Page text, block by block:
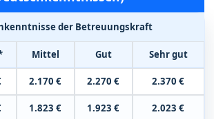
der Betreuungskraft
Mittel Gut Sehr gut
2.170 € 2.270 € 2.370 €
1.823 € 1.923 € 2.023 €